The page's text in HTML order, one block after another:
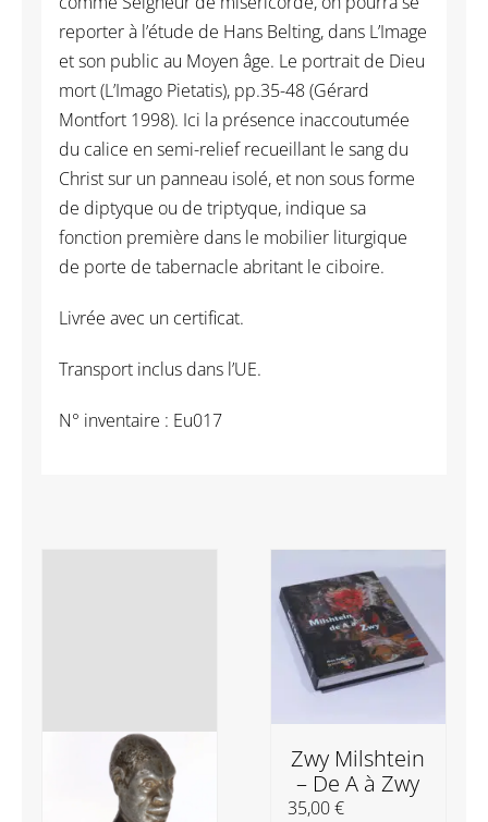
reporter à l’étude de Hans Belting, dans L’Image
et son public au Moyen âge. Le portrait de Dieu
mort (L’Imago Pietatis), pp.35-48 (Gérard
Montfort 1998). Ici la présence inaccoutumée
du calice en semi-relief recueillant le sang du
Christ sur un panneau isolé, et non sous forme
de diptyque ou de triptyque, indique sa
fonction première dans le mobilier liturgique
de porte de tabernacle abritant le ciboire.
Livrée avec un certificat.
Transport inclus dans l’UE.
N° inventaire : Eu017
Zwy Milshtein
– De A à Zwy
35,00€